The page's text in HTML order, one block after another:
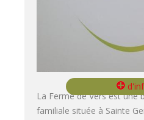
La Ferme de Vers est une
familiale située à Sainte